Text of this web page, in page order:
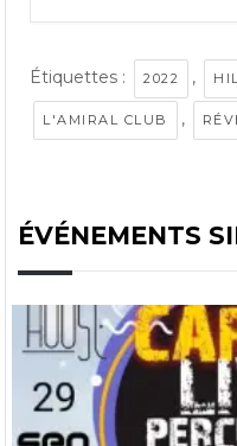
Étiquettes : 2022 ,
L'AMIRAL CLUB ,
ÉVÉNEMENTS